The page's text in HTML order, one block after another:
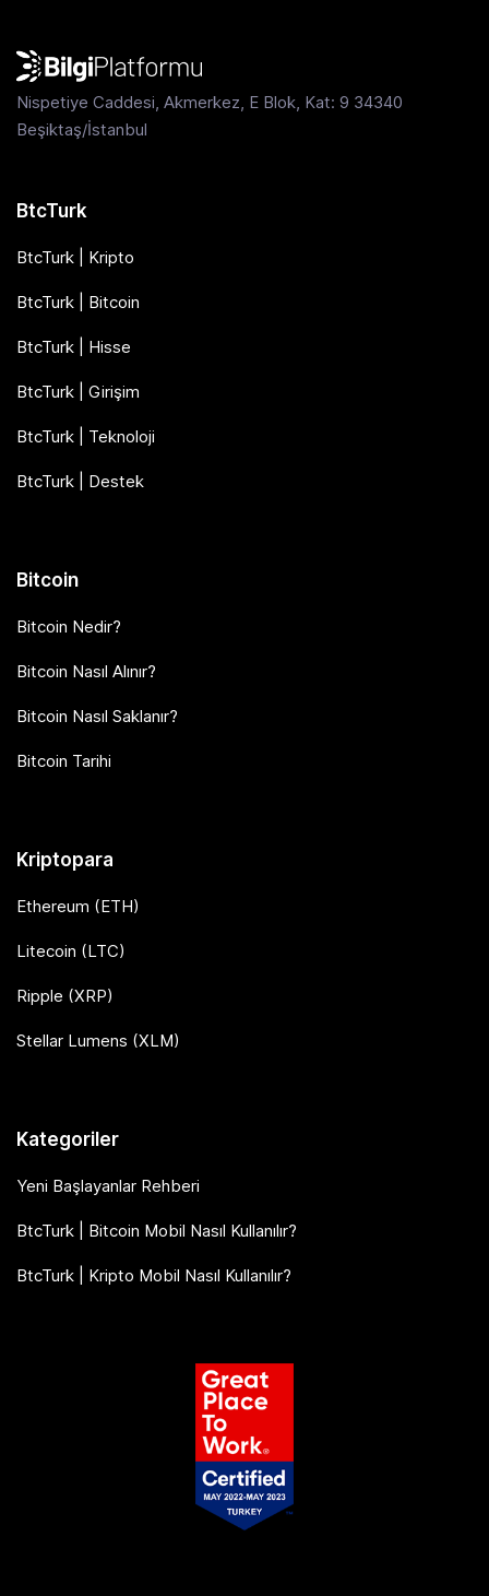
Nispetiye Caddesi, Akmerkez, E Blok, Kat: 9 34340
Beşiktaş/İstanbul
BtcTurk
BtcTurk | Kripto
BtcTurk | Bitcoin
BtcTurk | Hisse
BtcTurk | Girişim
BtcTurk | Teknoloji
BtcTurk | Destek
Bitcoin
Bitcoin Nedir?
Bitcoin Nasıl Alınır?
Bitcoin Nasıl Saklanır?
Bitcoin Tarihi
Kriptopara
Ethereum (ETH)
Litecoin (LTC)
Ripple (XRP)
Stellar Lumens (XLM)
Kategoriler
Yeni Başlayanlar Rehberi
BtcTurk | Bitcoin Mobil Nasıl Kullanılır?
BtcTurk | Kripto Mobil Nasıl Kullanılır?